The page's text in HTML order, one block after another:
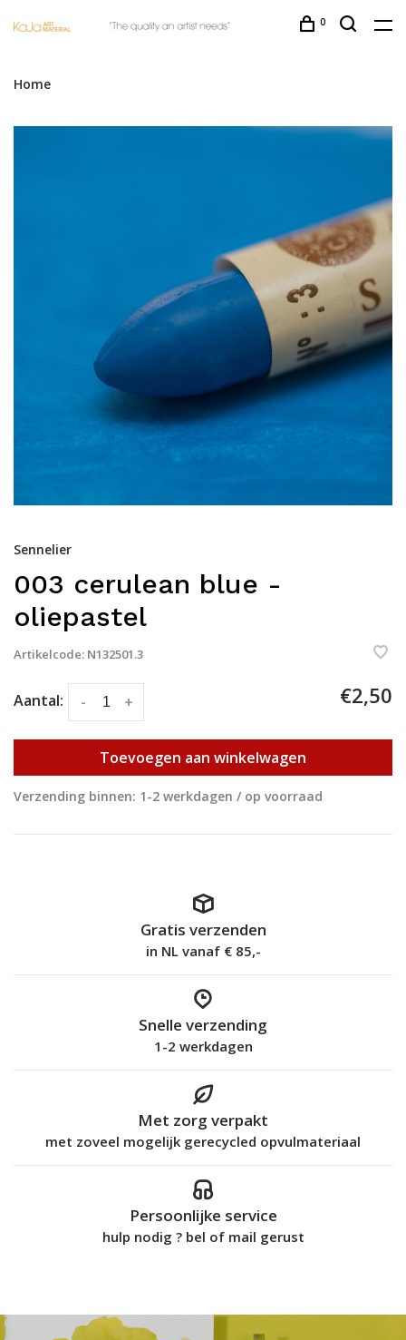
0
Home
Sennelier
003 cerulean blue -
oliepastel
Artikelcode: N132501.3
Aantal: +
- €2,50
Toevoegen aan winkelwagen
Verzending binnen: 1-2 werkdagen / op voorraad
Gratis verzenden
in NL vanaf € 85,-
Snelle verzending
1-2 werkdagen
Met zorg verpakt
met zoveel mogelijk gerecycled opvulmateriaal
Persoonlijke service
hulp nodig ? bel of mail gerust